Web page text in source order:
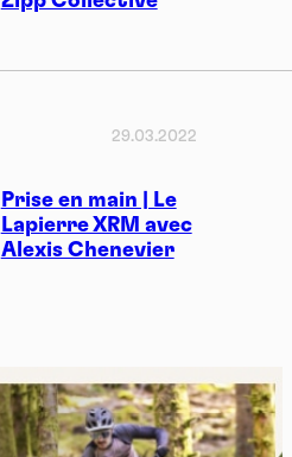
Prise en main | Le
Lapierre XRM avec
Alexis Chenevier
29.03.2022